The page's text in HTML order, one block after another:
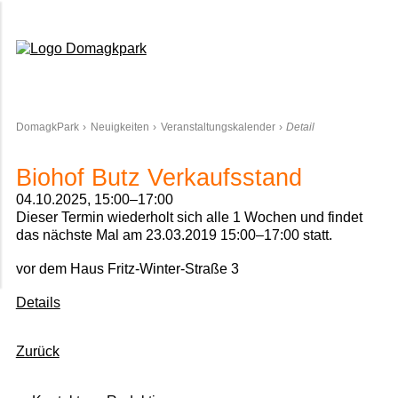
DomagkPark Neuigkeiten Veranstaltungskalender Detail
Biohof Butz Verkaufsstand
04.10.2025, 15:00–17:00
Dieser Termin wiederholt sich alle 1 Wochen und findet
das nächste Mal am 23.03.2019 15:00–17:00statt.
vor dem Haus Fritz-Winter-Straße 3
Details
Zurück